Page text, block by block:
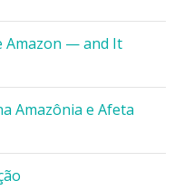
Amazon — and It
Amazônia e Afeta